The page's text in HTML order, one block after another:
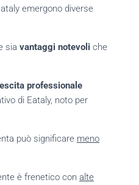
emergono diverse
sia vantaggi notevoli che
professionale
di Eataly, noto per
può significare meno
è frenetico con alte